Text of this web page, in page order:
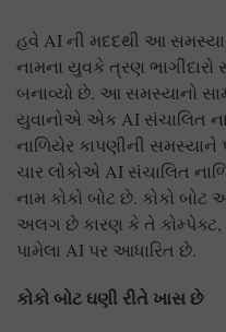
હવે AI ની મદદથી આ
નામના યુવકે ત્રણ
બનાવ્યો છે. આ સમસ્યાનો
યુવાનોએ એક AI સંચાલિત
નાળિયેર કાપણીની સમસ્યાને
ચાર લોકોએ AI સંચાલિત
નામ કોકો બોટ છે. કોકો
અલગ છે કારણ કે તે
પામેલા AI પર આધારિત છે.
કોકો બોટ ઘણી રીતે ખાસ છે